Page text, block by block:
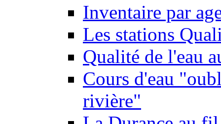
Inventaire par
Les stations
Qualité de l'eau
Cours d'eau
rivière"